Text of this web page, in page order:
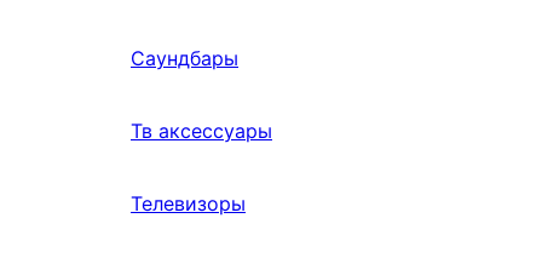
Саундбары
Тв аксессуары
Телевизоры